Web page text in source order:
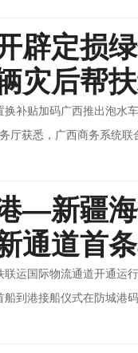
辟定损
灾后帮
补贴加码广西推出泡水
厅获悉，广西商务系统联
—新疆
通道首
运国际物流通道开通运
到港接船仪式在防城港